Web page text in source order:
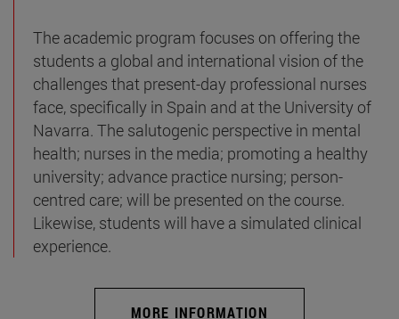
The academic program focuses on offering the
students a global and international vision of the
challenges that present-day professional nurses
face, specifically in Spain and at the University of
Navarra. The salutogenic perspective in mental
health; nurses in the media; promoting a healthy
university; advance practice nursing; person-
centred care; will be presented on the course.
Likewise, students will have a simulated clinical
experience.
MORE INFORMATION